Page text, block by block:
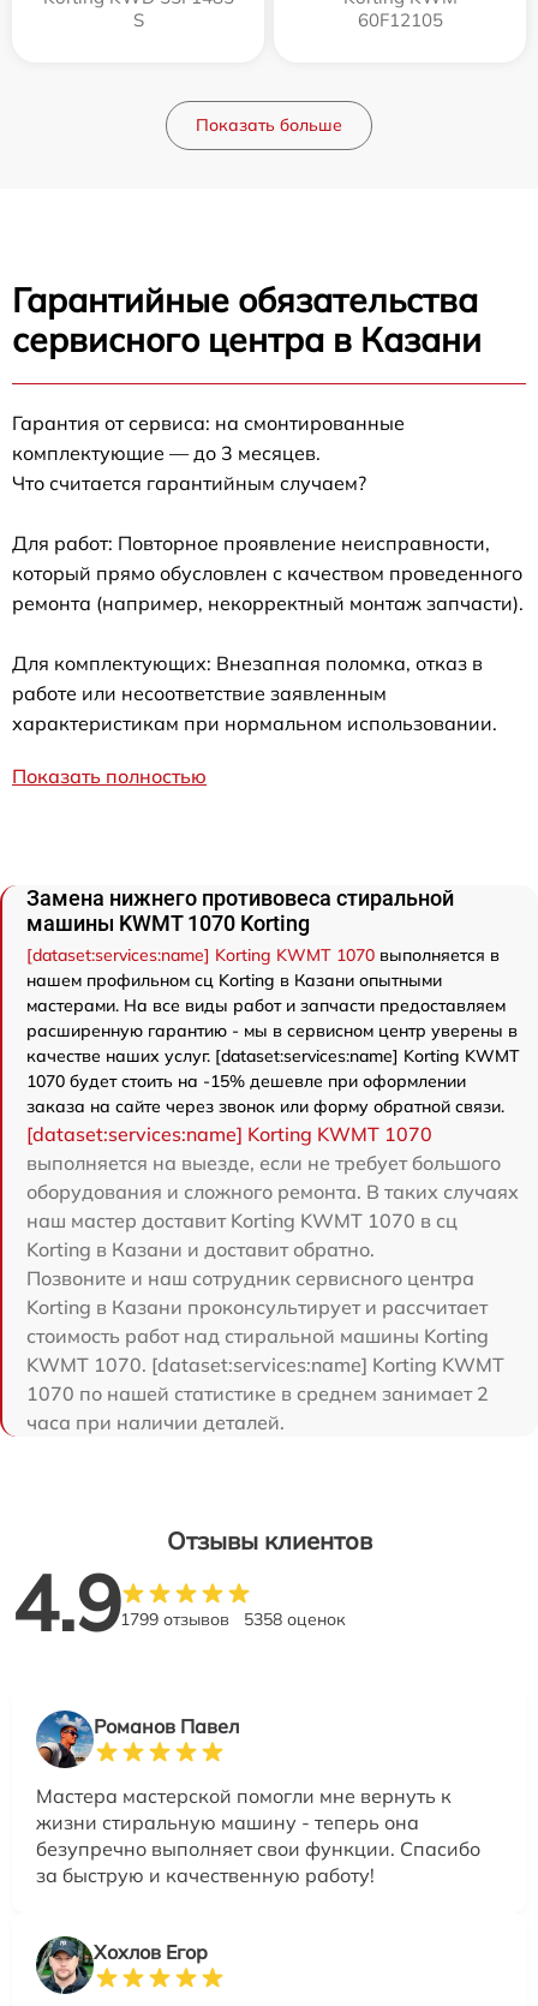
S
60F12105
Показать больше
Гарантийные обязательства
сервисного центра в Казани
Гарантия от сервиса: на смонтированные
комплектующие — до 3 месяцев.
Что считается гарантийным случаем?
Для работ: Повторное проявление неисправности,
который прямо обусловлен с качеством проведенного
ремонта (например, некорректный монтаж запчасти).
Для комплектующих: Внезапная поломка, отказ в
работе или несоответствие заявленным
характеристикам при нормальном использовании.
Показать полностью
Замена нижнего противовеса стиральной
машины KWMT 1070 Korting
[dataset:services:name] Korting KWMT 1070 выполняется в
нашем профильном сц Korting в Казани опытными
мастерами. На все виды работ и запчасти предоставляем
расширенную гарантию - мы в сервисном центр уверены в
качестве наших услуг. [dataset:services:name] Korting KWMT
1070 будет стоить на -15% дешевле при оформлении
заказа на сайте через звонок или форму обратной связи.
[dataset:services:name] Korting KWMT 1070
выполняется на выезде, если не требует большого
оборудования и сложного ремонта. В таких случаях
наш мастер доставит Korting KWMT 1070 в сц
Korting в Казани и доставит обратно.
Позвоните и наш сотрудник сервисного центра
Korting в Казани проконсультирует и рассчитает
стоимость работ над стиральной машины Korting
KWMT 1070. [dataset:services:name] Korting KWMT
1070 по нашей статистике в среднем занимает 2
часа при наличии деталей.
Отзывы клиентов
4.91799 отзывов 5358 оценок
Романов Павел
Мастера мастерской помогли мне вернуть к
жизни стиральную машину - теперь она
безупречно выполняет свои функции. Спасибо
за быструю и качественную работу!
Хохлов Егор